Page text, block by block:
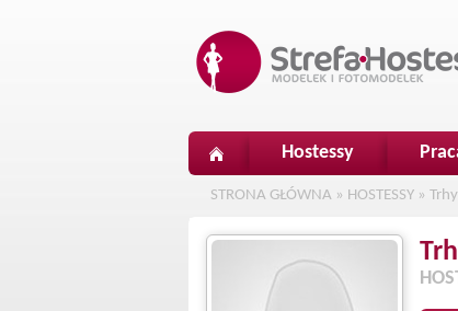
Hostessy
STRONA GŁÓWNA » HOSTESSY »